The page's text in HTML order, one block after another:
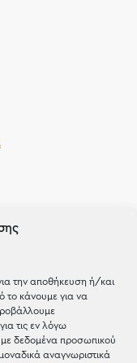
την αποθήκευση ή/και
κάνουμε για να
τις εν λόγω
δεδομένα προσωπικού
αναγνωριστικά